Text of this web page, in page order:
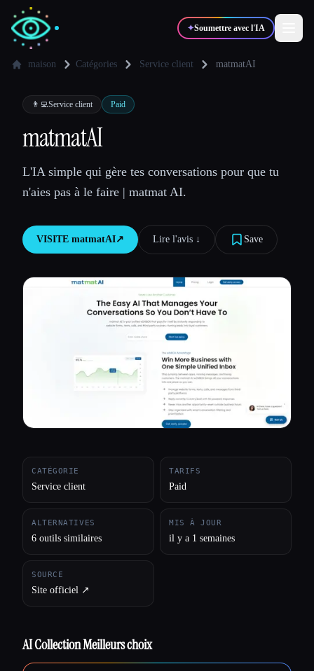
✦Soumettre avec l'IA
✍️Auteurs
💻
🎓Étudiants 🎬
Comparer les outils
maison Catégories Service client matmatAI
👨‍💻Service client Paid
matmatAI
L'IA simple qui gère tes conversations pour que tu
n'aies pas à le faire | matmat AI.
VISITE matmatAI↗︎ Lire l'avis ↓︎ Save
CATÉGORIE
Service client
TARIFS
Paid
ALTERNATIVES
6 outils similaires
MIS À JOUR
il y a 1 semaines
SOURCE
Site officiel ↗︎
AI Collection Meilleurs choix